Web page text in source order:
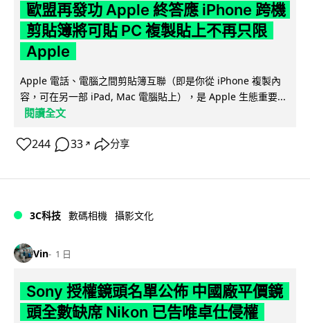
歐盟再發功 Apple 終答應 iPhone 跨機
剪貼簿將可貼 PC 複製貼上不再只限
Apple
Apple 電話、電腦之間剪貼簿互聯（即是你從 iPhone 複製內
容，可在另一部 iPad, Mac 電腦貼上），是 Apple 生態重要...
閱讀全文
244 33 ↗ 分享
3C科技 數碼相機 攝影文化
Vin 1 日
Sony 授權鏡頭名單公佈 中國廠平價鏡
頭全數缺席 Nikon 已告唯卓仕侵權